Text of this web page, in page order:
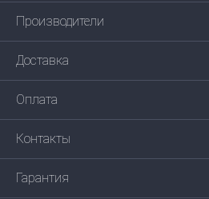
Производители
Доставка
Оплата
Контакты
Гарантия